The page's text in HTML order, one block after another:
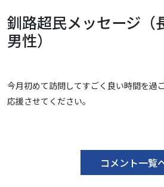
釧路超民メッセージ（
男性）
今月初めて訪問してすごく良い時間を過
応援させてください。
コメント一覧